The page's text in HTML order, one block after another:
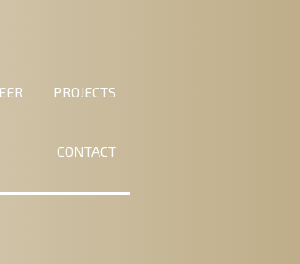
PROJECTS
CONTACT